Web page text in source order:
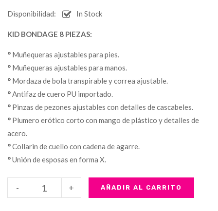
Disponibilidad: In Stock
KID BONDAGE 8 PIEZAS:
° Muñequeras ajustables para pies.
° Muñequeras ajustables para manos.
° Mordaza de bola transpirable y correa ajustable.
° Antifaz de cuero PU importado.
° Pinzas de pezones ajustables con detalles de cascabeles.
° Plumero erótico corto con mango de plástico y detalles de
acero.
°Collarin de cuello con cadena de agarre.
°Unión de esposas en forma X.
+
- AÑADIR AL CARRITO